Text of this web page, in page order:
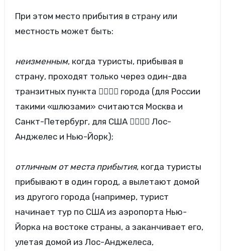
При этом место прибытия в страну или
местность может быть:
неизменным, когда туристы, прибывая в
страну, проходят только через один-два
транзитных пункта  города (для России
такими «шлюзами» считаются Москва и
Санкт-Петербург, для США  Лос-
Анджелес и Нью-Йорк);
отличным от места прибытия, когда туристы
прибывают в один город, а вылетают домой
из другого города (например, турист
начинает тур по США из аэропорта Нью-
Йорка на востоке страны, а заканчивает его,
улетая домой из Лос-Анджелеса,